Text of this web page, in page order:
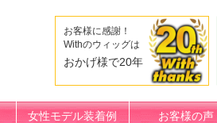
お客様に感謝！
Withのウィッグは
おかげ様で20年
女性モデル装着例 お客様の声